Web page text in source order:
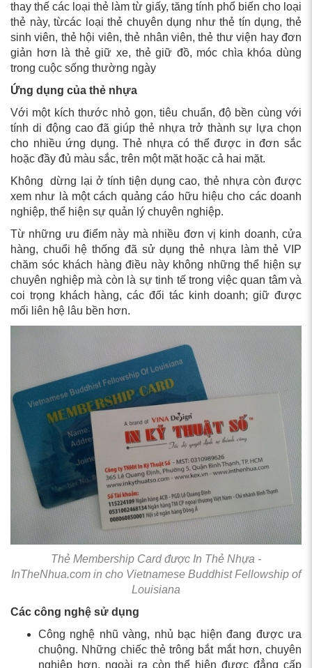
thay thế các loại thẻ làm từ giấy, tăng tính phổ biến cho loại
thẻ này, từcác loại thẻ chuyên dụng như thẻ tín dụng, thẻ
sinh viên, thẻ hội viên, thẻ nhân viên, thẻ thư viện hay đơn
giản hơn là thẻ giữ xe, thẻ giữ đồ, móc chìa khóa dùng
trong cuộc sống thường ngày
Ứng dụng của thẻ nhựa
Với một kích thước nhỏ gọn, tiêu chuẩn, độ bền cùng với
tính di động cao đã giúp thẻ nhựa trở thành sự lựa chọn
cho nhiều ứng dụng. Thẻ nhựa có thể được in đơn sắc
hoặc đầy đủ màu sắc, trên một mặt hoặc cả hai mặt.
Không dừng lại ở tính tiện dụng cao, thẻ nhựa còn được
xem như là một cách quảng cáo hữu hiệu cho các doanh
nghiệp, thể hiện sự quản lý chuyên nghiệp.
Từ những ưu điểm này mà nhiều đơn vị kinh doanh, cửa
hàng, chuổi hệ thống đã sử dụng thẻ nhựa làm thẻ VIP
chăm sóc khách hàng điều này không những thể hiện sự
chuyên nghiệp mà còn là sự tinh tế trong việc quan tâm và
coi trọng khách hàng, các đối tác kinh doanh; giữ được
mối liên hệ lâu bền hơn.
Thẻ Membership Card được In Thẻ Nhựa -
InTheNhua.com in cho Vietnamese Buddhist Fellowship of
Louisiana
Các công nghệ sử dụng
Công nghệ nhũ vàng, nhủ bạc hiện đang được ưa
chuộng. Những chiếc thẻ trông bắt mắt hơn, chuyên
nghiệp hơn, ngoài ra còn thể hiện được đẳng cấp